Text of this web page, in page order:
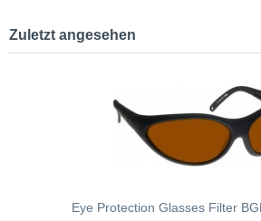
Zuletzt angesehen
Eye Protection Glasses Filter